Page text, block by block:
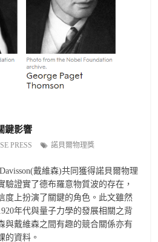
鍵影響
PRESS 諾貝爾物理獎
戴維森)共同獲得諾貝爾物理
驗證實了德布羅意物質波的存在，
度上扮演了關鍵的角色。此文雖然
年代與量子力學的發展相關之背
與戴維森之間有趣的競合關係亦有
的資料。